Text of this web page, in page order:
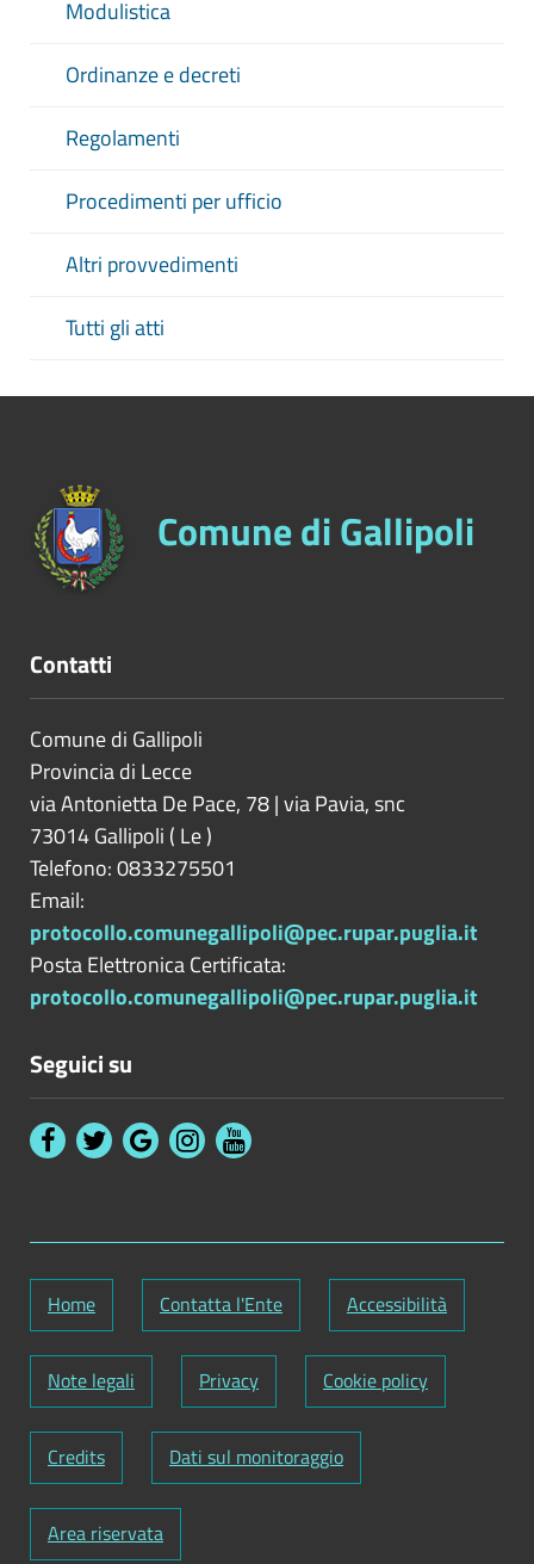
Modulistica
Ordinanze e decreti
Regolamenti
Procedimenti per ufficio
Altri provvedimenti
Tutti gli atti
Comune di Gallipoli
Contatti
Comune di Gallipoli
Provincia di Lecce
via Antonietta De Pace, 78 | via Pavia, snc
73014Gallipoli ( Le)
Telefono: 0833275501
Email:
protocollo.comunegallipoli@pec.rupar.puglia.it
Posta Elettronica Certificata:
protocollo.comunegallipoli@pec.rupar.puglia.it
Seguici su
Home Contatta l'Ente Accessibilità
Note legali Privacy Cookie policy
Credits Dati sul monitoraggio
Area riservata